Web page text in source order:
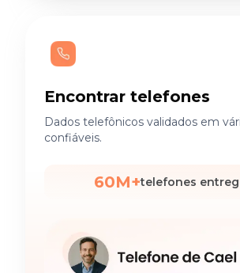
Encontrar telefones
Dados telefônicos validados em
confiáveis.
60M+telefones